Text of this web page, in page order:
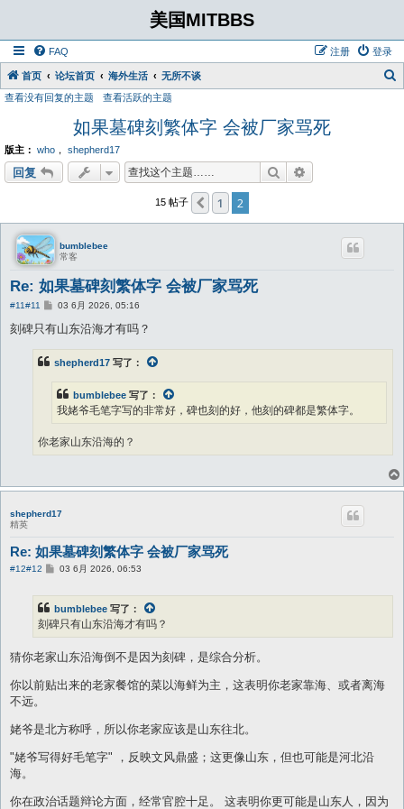
美国MITBBS
FAQ 登录
注册
首页 论坛首页 海外生活 无所不谈
查看没有回复的主题 查看活跃的主题
如果墓碑刻繁体字 会被厂家骂死
版主： who ， shepherd17
回复 搜索
15 帖子 上一页
1 2
bumblebee
常客
Re: 如果墓碑刻繁体字 会被厂家骂死
#11#11
帖
03 6月 2026, 05:16
刻碑只有山东沿海才有吗？
shepherd17 写了：
bumblebee 写了：
我姥爷毛笔字写的非常好，碑也刻的好，他刻的碑都是繁体字。
你老家山东沿海的？
shepherd17
精英
Re: 如果墓碑刻繁体字 会被厂家骂死
#12#12
帖
03 6月 2026, 06:53
bumblebee 写了：
刻碑只有山东沿海才有吗？
猜你老家山东沿海倒不是因为刻碑，是综合分析。
你以前贴出来的老家餐馆的菜以海鲜为主，这表明你老家靠海、或者离海
不远。
姥爷是北方称呼，所以你老家应该是山东往北。
"姥爷写得好毛笔字" ，反映文风鼎盛；这更像山东，但也可能是河北沿
海。
你在政治话题辩论方面，经常官腔十足。 这表明你更可能是山东人，因为